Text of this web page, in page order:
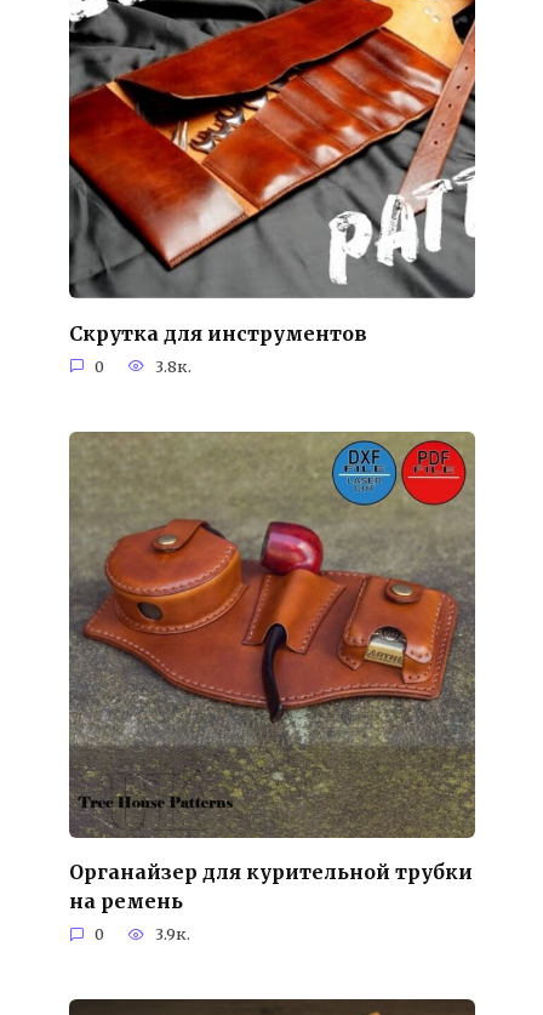
Скрутка для инструментов
0 3.8к.
Органайзер для курительной трубки
на ремень
0 3.9к.